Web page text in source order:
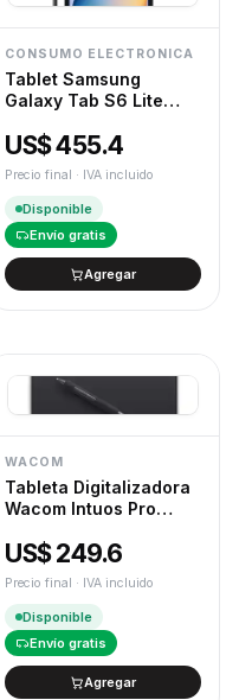
CONSUMO ELECTRONICA
Tablet Samsung
Galaxy Tab S6 Lite
P613NZAAXAR
US$ 455.4
Precio final · IVA incluido
Disponible
Envío gratis
Agregar
WACOM
Tableta Digitalizadora
Wacom Intuos Pro
US$ 249.6
Precio final · IVA incluido
Disponible
Envío gratis
Agregar